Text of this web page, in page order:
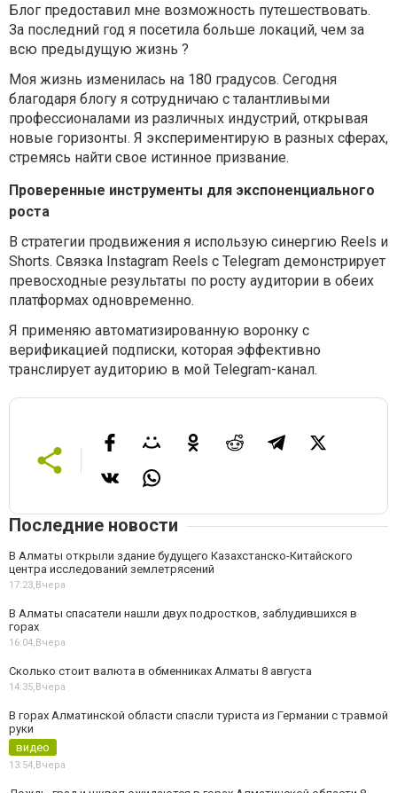
Блог предоставил мне возможность путешествовать.
За последний год я посетила больше локаций, чем за
всю предыдущую жизнь ?
Моя жизнь изменилась на 180 градусов. Сегодня
благодаря блогу я сотрудничаю с талантливыми
профессионалами из различных индустрий, открывая
новые горизонты. Я экспериментирую в разных сферах,
стремясь найти свое истинное призвание.
Проверенные инструменты для экспоненциального
роста
В стратегии продвижения я использую синергию Reels и
Shorts. Связка Instagram Reels с Telegram демонстрирует
превосходные результаты по росту аудитории в обеих
платформах одновременно.
Я применяю автоматизированную воронку с
верификацией подписки, которая эффективно
транслирует аудиторию в мой Telegram-канал.
Последние новости
В Алматы открыли здание будущего Казахстанско-Китайского
центра исследований землетрясений
17:23,Вчера
В Алматы спасатели нашли двух подростков, заблудившихся в
горах
16:04,Вчера
Сколько стоит валюта в обменниках Алматы 8 августа
14:35,Вчера
В горах Алматинской области спасли туриста из Германии с травмой
руки
видео
13:54,Вчера